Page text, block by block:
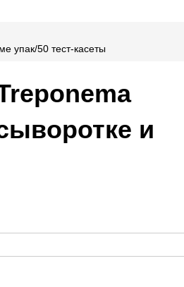
упак/50 тест-касеты
и